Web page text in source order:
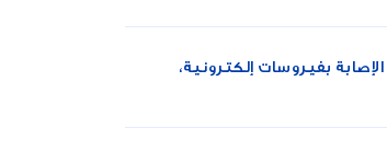
بفيروسات إلكترونية،